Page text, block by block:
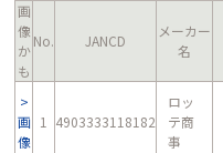
画
像
か
も
No. JANCD
メーカー
名
画
像
1 4903333118182
ロッ
テ商
事